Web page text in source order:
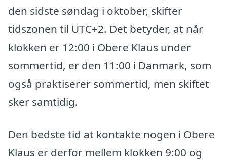
den sidste søndag i oktober, skifter
tidszonen til UTC+2. Det betyder, at når
klokken er 12:00 i Obere Klaus under
sommertid, er den 11:00 i Danmark, som
også praktiserer sommertid, men skiftet
sker samtidig.
Den bedste tid at kontakte nogen i Obere
Klaus er derfor mellem klokken 9:00 og